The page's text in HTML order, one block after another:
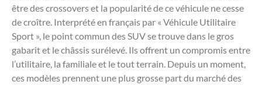
être des crossovers et la popularité de ce véhicule ne cesse
de croître. Interprété en français par « Véhicule Utilitaire
Sport », le point commun des SUV se trouve dans le gros
gabarit et le châssis surélevé. Ils offrent un compromis entre
l’utilitaire, la familiale et le tout terrain. Depuis un moment,
ces modèles prennent une plus grosse part du marché des